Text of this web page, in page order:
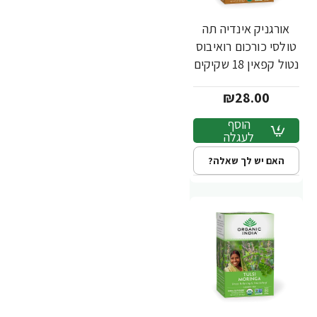
אורגניק אינדיה תה
טולסי כורכום רואיבוס
נטול קפאין 18 שקיקים
Organic India
₪28.00
הוסף
לעגלה
האם יש לך שאלה?